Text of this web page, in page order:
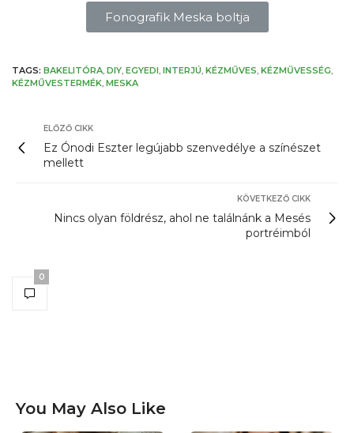
Fonografik Meska boltja
TAGS: BAKELITÓRA, DIY, EGYEDI, INTERJÚ, KÉZMŰVES, KÉZMŰVESSÉG,
KÉZMŰVESTERMÉK, MESKA
ELŐZŐ CIKK
Ez Ónodi Eszter legújabb szenvedélye a színészet
mellett
KÖVETKEZŐ CIKK
Nincs olyan földrész, ahol ne találnánk a Mesés
portréimból
0
You May Also Like